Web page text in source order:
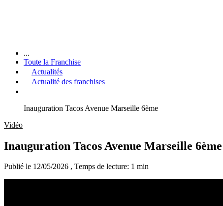
...
Toute la Franchise
Actualités
Actualité des franchises
Inauguration Tacos Avenue Marseille 6ème
Vidéo
Inauguration Tacos Avenue Marseille 6ème
Publié le 12/05/2026 , Temps de lecture: 1 min